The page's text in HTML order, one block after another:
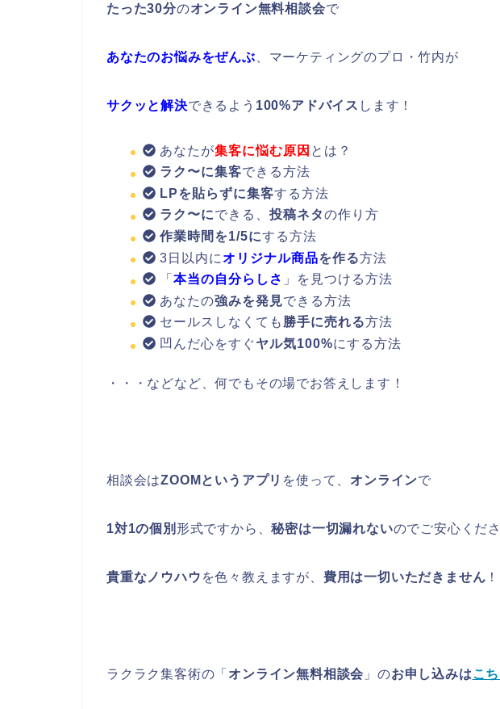
たった30分のオンライン無料相談会で
あなたのお悩みをぜんぶ 、マーケティングのプロ・竹内が
サクッと解決できるよう 100%アドバイス します！
あなたが集客に悩む原因 とは？
ラク〜に集客できる方法
LPを貼らずに集客する方法
ラク〜にできる、 投稿ネタの作り方
作業時間を1/5にする方法
3日以内にオリジナル商品を作る方法
「 本当の自分らしさ 」を見つける方法
あなたの強みを発見できる方法
セールスしなくても 勝手に売れる方法
凹んだ心をすぐヤル気100%にする方法
・・・などなど、何でもその場でお答えします！
相談会はZOOMというアプリ を使って、 オンラインで
1対1の個別 形式ですから、秘密は一切漏れないのでご安心くださ
貴重なノウハウ を色々教えますが、 費用は一切いただきません ！
ラクラク集客術の「 オンライン無料相談会 」のお申し込みはこ